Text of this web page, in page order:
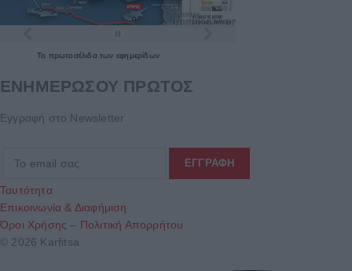
Τα πρωτοσέλιδατων εφημερίδων
ΕΝΗΜΕΡΩΣΟΥ ΠΡΩΤΟΣ
Εγγραφή στο Newsletter
Ταυτότητα
Επικοινωνία & Διαφήμιση
Όροι Χρήσης – Πολιτική Απορρήτου
© 2026 Karfitsa